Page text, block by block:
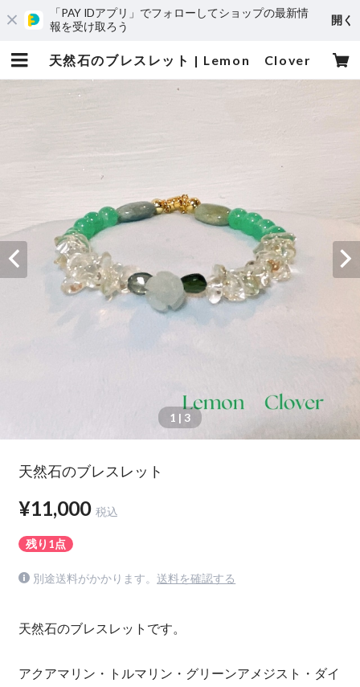
「PAY IDアプリ」でフォローしてショップの最新情
報を受け取ろう
開く
天然石のブレスレット | Lemon Clover
1 | 3
天然石のブレスレット
¥11,000 税込
残り1点
別途送料がかかります。 送料を確認する
天然石のブレスレットです。
アクアマリン・トルマリン・グリーンアメジスト・ダイ